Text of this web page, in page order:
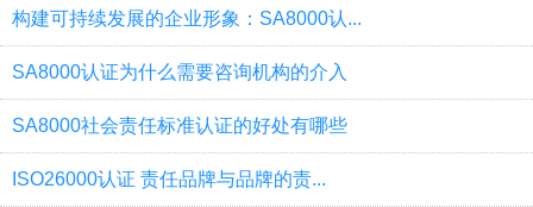
构建可持续发展的企业形象：SA8000认...
SA8000认证为什么需要咨询机构的介入
SA8000社会责任标准认证的好处有哪些
ISO26000认证 责任品牌与品牌的责...